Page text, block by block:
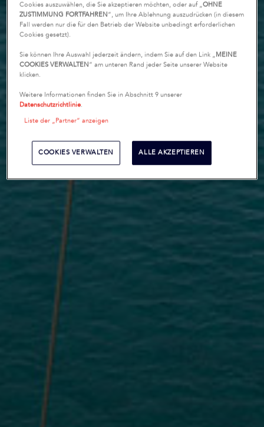
Cookies auszuwählen, die Sie akzeptieren möchten, oder auf „OHNE
ZUSTIMMUNG FORTFAHREN“, um Ihre Ablehnung auszudrücken (in diesem
Fall werden nur die für den Betrieb der Website unbedingt erforderlichen
Cookies gesetzt).
Sie können Ihre Auswahl jederzeit ändern, indem Sie auf den Link „MEINE
COOKIES VERWALTEN“ am unteren Rand jeder Seite unserer Website
klicken.
Weitere Informationen finden Sie in Abschnitt 9 unserer
Datenschutzrichtlinie.
Liste der „Partner“ anzeigen
COOKIES VERWALTEN ALLE AKZEPTIEREN